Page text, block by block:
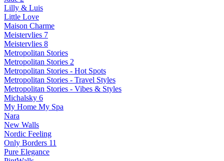
Lilly & Luis
Little Love
Maison Charme
Meistervlies 7
Meistervlies 8
Metropolitan Stories
Metropolitan Stories 2
Metropolitan Stories - Hot Spots
Metropolitan Stories - Travel Styles
Metropolitan Stories - Vibes & Styles
Michalsky 6
My Home My Spa
Nara
New Walls
Nordic Feeling
Only Borders 11
Pure Elegance